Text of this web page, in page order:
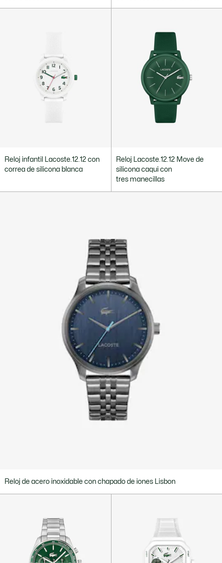
Reloj infantil Lacoste.12.12 con
correa de silicona blanca
Reloj Lacoste.12.12 Move de
silicona caqui con
tres manecillas
Reloj de acero inoxidable con chapado de iones Lisbon